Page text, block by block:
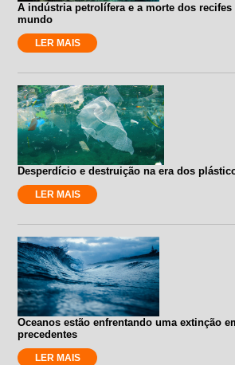
A indústria petrolífera e a morte dos
mundo
LER MAIS
Desperdício e destruição na era dos
LER MAIS
Oceanos estão enfrentando uma extinção
precedentes
LER MAIS